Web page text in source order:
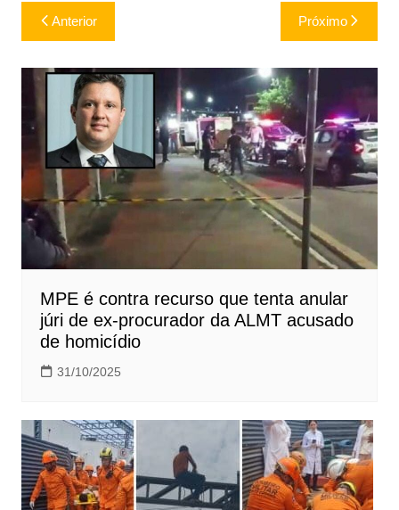
Navegação
de
Post
Anterior Próximo
MPE é contra recurso que tenta anular
júri de ex-procurador da ALMT acusado
de homicídio
31/10/2025